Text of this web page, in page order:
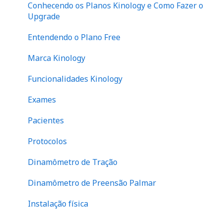
4. Como posicionar seus pacientes
5. Onde e como analisar os resultados dos
Protocolos
Cotovelo
Conhecendo os Planos Kinology e Como Fazer o
Upgrade
Entendendo o Plano Free
Marca Kinology
Funcionalidades Kinology
Exames
Pacientes
Protocolos
Dinamômetro de Tração
Dinamômetro de Preensão Palmar
Instalação física